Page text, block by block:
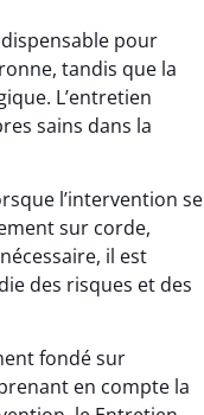
pour
tandis que la
L’entretien
sains dans la
l’intervention se
sur corde,
il est
des risques et des
fondé sur
en compte la